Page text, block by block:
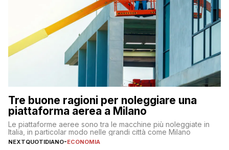
Tre buone ragioni per noleggiare una
piattaforma aerea a Milano
Le piattaforme aeree sono tra le macchine più noleggiate in
Italia, in particolar modo nelle grandi città come Milano
NEXTQUOTIDIANO-ECONOMIA